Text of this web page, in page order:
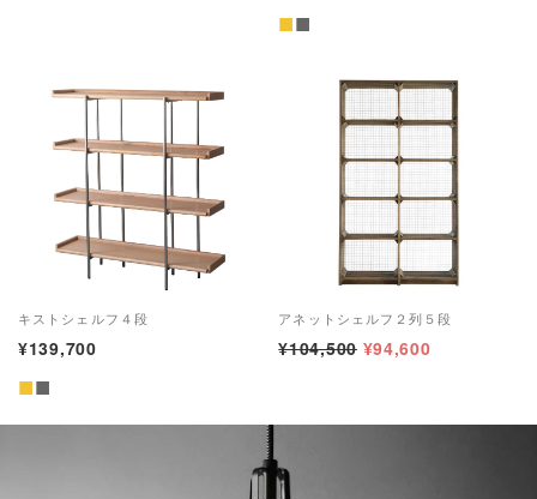
■■
キストシェルフ４段
¥139,700
■■
アネットシェルフ２列５段
¥104,500 ¥94,600